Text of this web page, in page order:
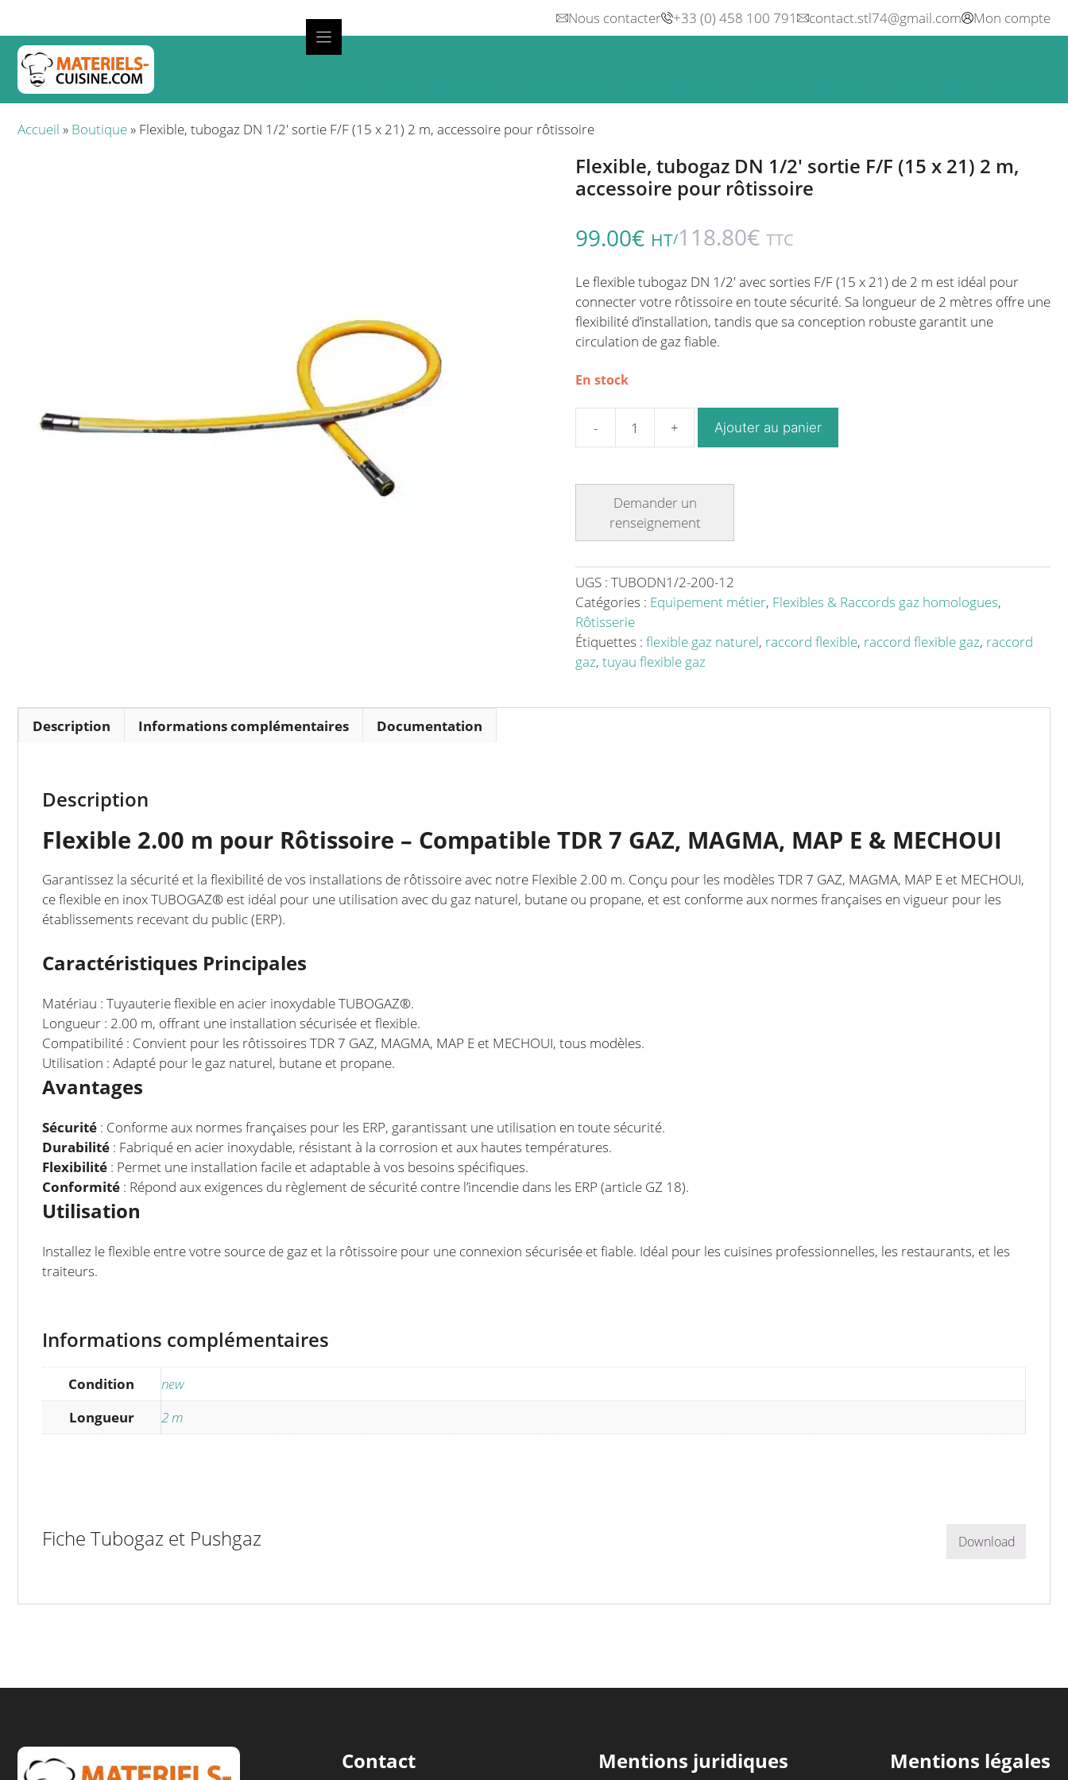
contenu
Nous contacter +33 (0) 458 100 791 contact.stl74@gmail.com Mon compte
Accueil » Boutique» Flexible, tubogaz DN 1/2′ sortie F/F (15 x 21) 2 m, accessoire pour rôtissoire
Flexible, tubogaz DN 1/2′ sortie F/F (15 x 21) 2 m,
accessoire pour rôtissoire
99.00€ HT/118.80€ TTC
Le flexible tubogaz DN 1/2′ avec sorties F/F (15 x 21) de 2 m est idéal pour
connecter votre rôtissoire en toute sécurité. Sa longueur de 2 mètres offre une
flexibilité d’installation, tandis que sa conception robuste garantit une
circulation de gaz fiable.
En stock
tubogaz
1/2'
F/F
(15
x
21)
2
m,
Ajouter au panier
UGS : TUBODN1/2-200-12
Catégories : Equipement métier, Flexibles & Raccords gaz homologues,
Rôtisserie
Étiquettes : flexible gaz naturel, raccord flexible, raccord flexible gaz, raccord
gaz, tuyau flexible gaz
Description Informations complémentaires Documentation
Description
Flexible 2.00 m pour Rôtissoire – Compatible TDR 7 GAZ, MAGMA, MAP E & MECHOUI
Garantissez la sécurité et la flexibilité de vos installations de rôtissoire avec notre Flexible 2.00 m. Conçu pour les modèles TDR 7 GAZ, MAGMA, MAP E et MECHOUI,
ce flexible en inox TUBOGAZ® est idéal pour une utilisation avec du gaz naturel, butane ou propane, et est conforme aux normes françaises en vigueur pour les
établissements recevant du public (ERP).
Caractéristiques Principales
Matériau : Tuyauterie flexible en acier inoxydable TUBOGAZ®.
Longueur : 2.00 m, offrant une installation sécurisée et flexible.
Compatibilité : Convient pour les rôtissoires TDR 7 GAZ, MAGMA, MAP E et MECHOUI, tous modèles.
Utilisation : Adapté pour le gaz naturel, butane et propane.
Avantages
Sécurité : Conforme aux normes françaises pour les ERP, garantissant une utilisation en toute sécurité.
Durabilité : Fabriqué en acier inoxydable, résistant à la corrosion et aux hautes températures.
Flexibilité : Permet une installation facile et adaptable à vos besoins spécifiques.
Conformité : Répond aux exigences du règlement de sécurité contre l’incendie dans les ERP (article GZ 18).
Utilisation
Installez le flexible entre votre source de gaz et la rôtissoire pour une connexion sécurisée et fiable. Idéal pour les cuisines professionnelles, les restaurants, et les
traiteurs.
Informations complémentaires
Condition
new
Longueur
2 m
Fiche Tubogaz et Pushgaz Download
Contact Mentions juridiques Mentions légales